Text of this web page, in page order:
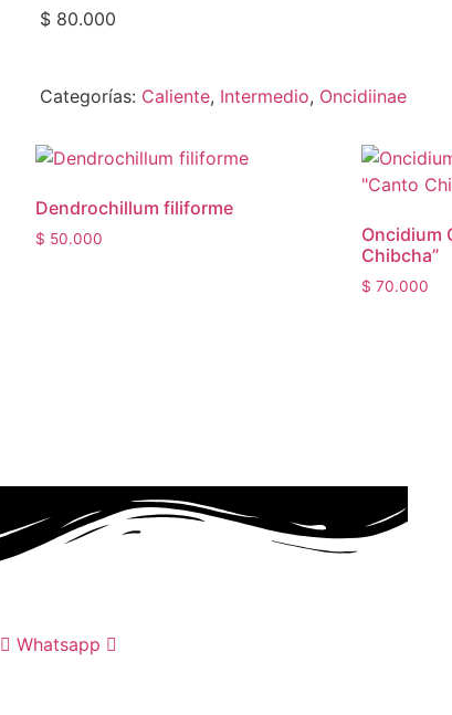
$80.000
Categorías: Caliente, Intermedio, Oncidiinae
Dendrochillum filiforme
$ 50.000
Oncidium
Chibcha”
$ 70.000
Whatsapp